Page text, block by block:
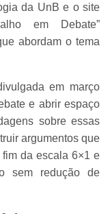
da UnB e o site
em Debate”
abordam o tema
em março
e abrir espaço
sobre essas
argumentos que
da escala 6×1 e
sem redução de